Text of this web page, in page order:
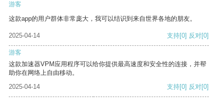
游客
这款app的用户群体非常庞大，我可以结识到来自世界各地的朋友。
2025-04-14 支持[0] 反对[0]
游客
这款加速器VPM应用程序可以给你提供最高速度和安全性的连接，并帮
助你在网络上自由移动。
2025-04-14
支持[0] 反对[0]